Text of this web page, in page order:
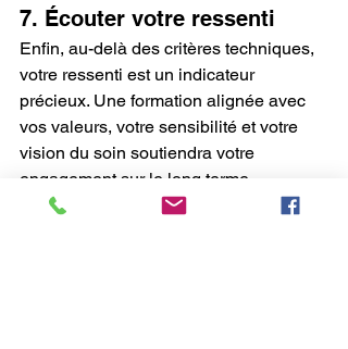
7. Écouter votre ressenti
Enfin, au-delà des critères techniques,
votre ressenti est un indicateur
précieux. Une formation alignée avec
vos valeurs, votre sensibilité et votre
vision du soin soutiendra votre
engagement sur le long terme.